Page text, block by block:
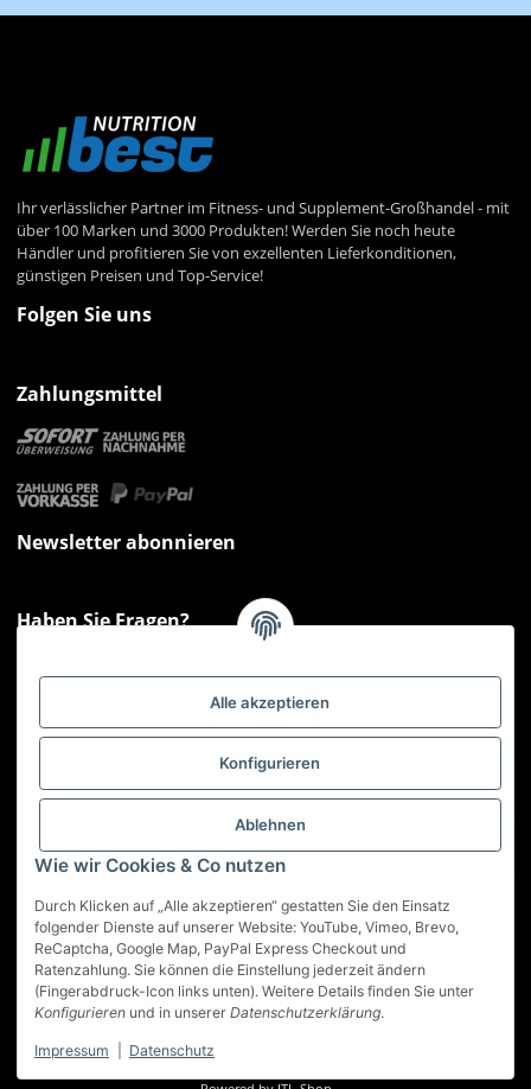
Alle akzeptieren
Konfigurieren
Ablehnen
Wie wir Cookies & Co nutzen
Durch Klicken auf „Alle akzeptieren“ gestatten Sie den Einsatz
folgender Dienste auf unserer Website: YouTube, Vimeo, Brevo,
ReCaptcha, Google Map, PayPal Express Checkout und
Ratenzahlung. Sie können die Einstellung jederzeit ändern
(Fingerabdruck-Icon links unten). Weitere Details finden Sie unter
Konfigurieren und in unserer Datenschutzerklärung.
Impressum Datenschutz
Ihr verlässlicher Partner im Fitness- und Supplement-Großhandel - mit
über 100 Marken und 3000 Produkten! Werden Sie noch heute
Händler und profitieren Sie von exzellenten Lieferkonditionen,
günstigen Preisen und Top-Service!
Folgen Sie uns
Zahlungsmittel
Newsletter abonnieren
Haben Sie Fragen?
Montag - Freitag: 09:00 - 17:00 Uhr
Hotline 📞
Gesetzliche Informationen
Service
Vertrag widerrufen
* Alle Preise inkl. gesetzlicher USt., zzgl. Versand
© Best-Nutrition GmbH